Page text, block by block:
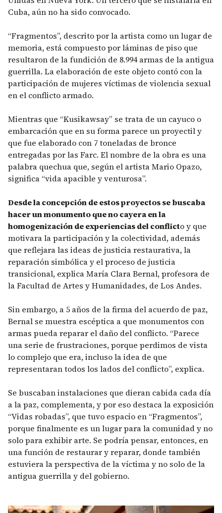
Cuba, aún no ha sido convocado.
“Fragmentos”, descrito por la artista como un lugar de
memoria, está compuesto por láminas de piso que
resultaron de la fundición de 8.994 armas de la antigua
guerrilla. La elaboración de este objeto contó con la
participación de mujeres víctimas de violencia sexual
en el conflicto armado.
Mientras que “Kusikawsay” se trata de un cayuco o
embarcación que en su forma parece un proyectil y
que fue elaborado con 7 toneladas de bronce
entregadas por las Farc. El nombre de la obra es una
palabra quechua que, según el artista Mario Opazo,
significa “vida apacible y venturosa”.
Desde la concepción de estos proyectos se buscaba
hacer un monumento que no cayera en la
homogenización de experiencias del conflicto y que
motivara la participación y la colectividad, además
que reflejara las ideas de justicia restaurativa, la
reparación simbólica y el proceso de justicia
transicional, explica María Clara Bernal, profesora de
la Facultad de Artes y Humanidades, de Los Andes.
Sin embargo, a 5 años de la firma del acuerdo de paz,
Bernal se muestra escéptica a que monumentos con
armas pueda reparar el daño del conflicto. “Parece
una serie de frustraciones, porque perdimos de vista
lo complejo que era, incluso la idea de que
representaran todos los lados del conflicto”, explica.
Se buscaban instalaciones que dieran cabida cada día
a la paz, complementa, y por eso destaca la exposición
“Vidas robadas”, que tuvo espacio en “Fragmentos”,
porque finalmente es un lugar para la comunidad y no
solo para exhibir arte. Se podría pensar, entonces, en
una función de restaurar y reparar, donde también
estuviera la perspectiva de la víctima y no solo de la
antigua guerrilla y del gobierno.